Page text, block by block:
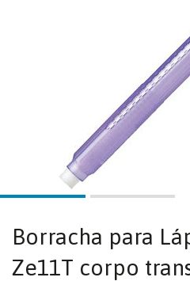
Borracha para
Ze11T corpo